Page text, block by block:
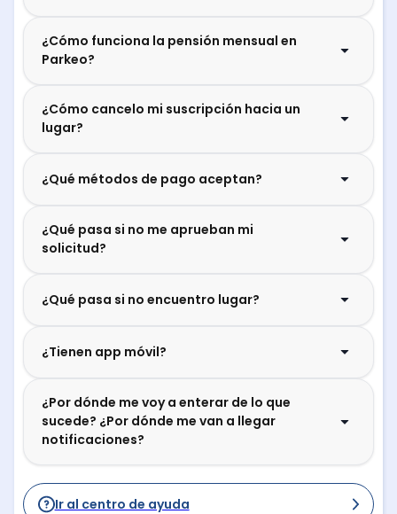
¿Cómo funciona la pensión mensual en
Parkeo?
¿Cómo cancelo mi suscripción hacia un
lugar?
¿Qué métodos de pago aceptan?
¿Qué pasa si no me aprueban mi
solicitud?
¿Qué pasa si no encuentro lugar?
¿Tienen app móvil?
¿Por dónde me voy a enterar de lo que
sucede? ¿Por dónde me van a llegar
notificaciones?
Ir al centro de ayuda